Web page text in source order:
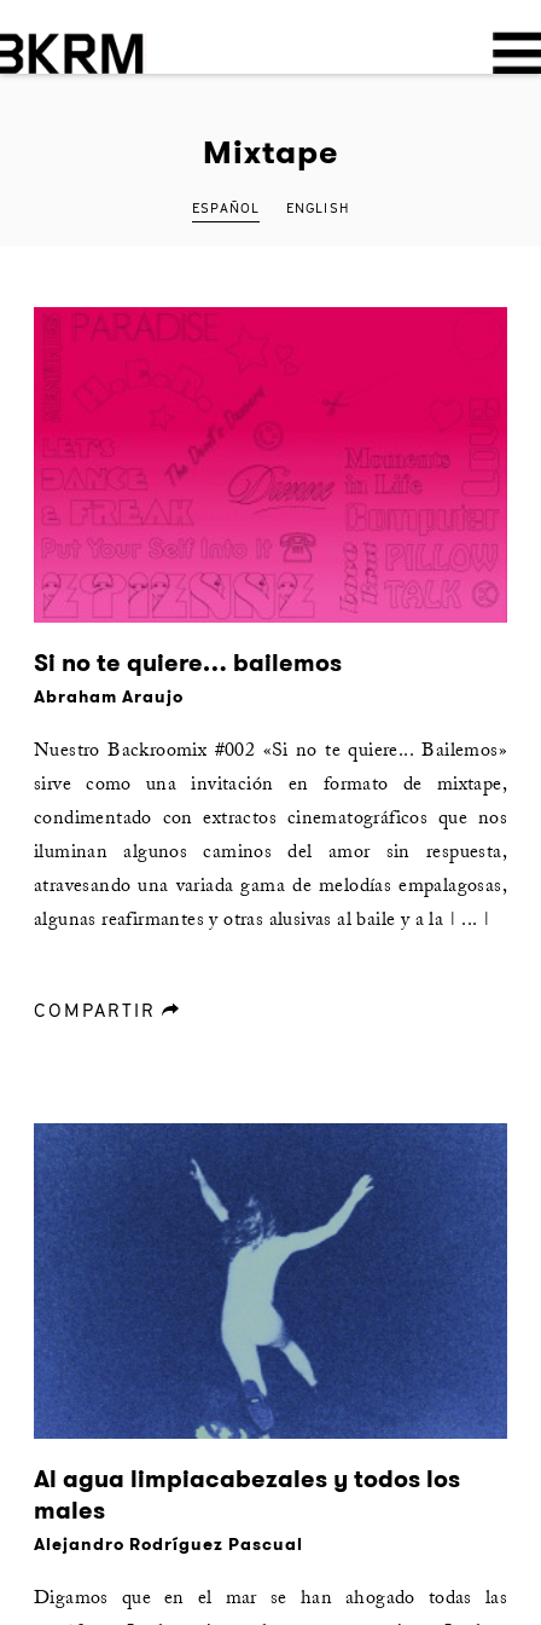
Mixtape
ESPAÑOL ENGLISH
Si no te quiere… bailemos
Abraham Araujo
Nuestro Backroomix #002 «Si no te quiere... Bailemos»
sirve como una invitación en formato de mixtape,
condimentado con extractos cinematográficos que nos
iluminan algunos caminos del amor sin respuesta,
atravesando una variada gama de melodías empalagosas,
algunas reafirmantes y otras alusivas al baile y a la | ... |
COMPARTIR forward
Al agua limpiacabezales y todos los
males
Alejandro Rodríguez Pascual
Digamos que en el mar se han ahogado todas las